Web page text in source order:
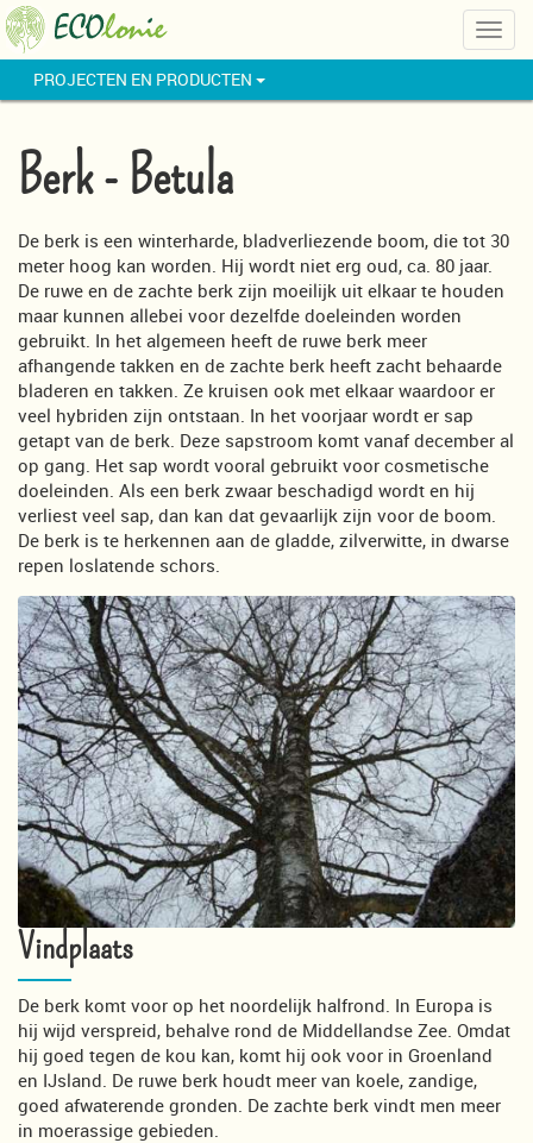
PROJECTEN EN PRODUCTEN
Berk - Betula
De berk is een winterharde, bladverliezende boom, die tot 30
meter hoog kan worden. Hij wordt niet erg oud, ca. 80 jaar.
De ruwe en de zachte berk zijn moeilijk uit elkaar te houden
maar kunnen allebei voor dezelfde doeleinden worden
gebruikt. In het algemeen heeft de ruwe berk meer
afhangende takken en de zachte berk heeft zacht behaarde
bladeren en takken. Ze kruisen ook met elkaar waardoor er
veel hybriden zijn ontstaan. In het voorjaar wordt er sap
getapt van de berk. Deze sapstroom komt vanaf december al
op gang. Het sap wordt vooral gebruikt voor cosmetische
doeleinden. Als een berk zwaar beschadigd wordt en hij
verliest veel sap, dan kan dat gevaarlijk zijn voor de boom.
De berk is te herkennen aan de gladde, zilverwitte, in dwarse
repen loslatende schors.
Vindplaats
De berk komt voor op het noordelijk halfrond. In Europa is
hij wijd verspreid, behalve rond de Middellandse Zee. Omdat
hij goed tegen de kou kan, komt hij ook voor in Groenland
en IJsland. De ruwe berk houdt meer van koele, zandige,
goed afwaterende gronden. De zachte berk vindt men meer
in moerassige gebieden.